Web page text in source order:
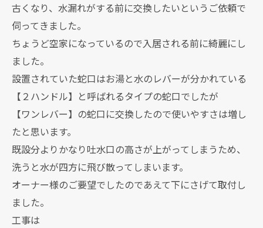
古くなり、水漏れがする前に交換したいというご依頼で
伺ってきました。
ちょうど空家になっているので入居される前に綺麗にし
ました。
設置されていた蛇口はお湯と水のレバーが分かれている
【２ハンドル】と呼ばれるタイプの蛇口でしたが
【ワンレバー】の蛇口に交換したので使いやすさは増し
たと思います。
既設分よりかなり吐水口の高さが上がってしまうため、
洗うと水が四方に飛び散ってしまいます。
オーナー様のご要望でしたのであえて下にさげて取付し
ました。
工事は